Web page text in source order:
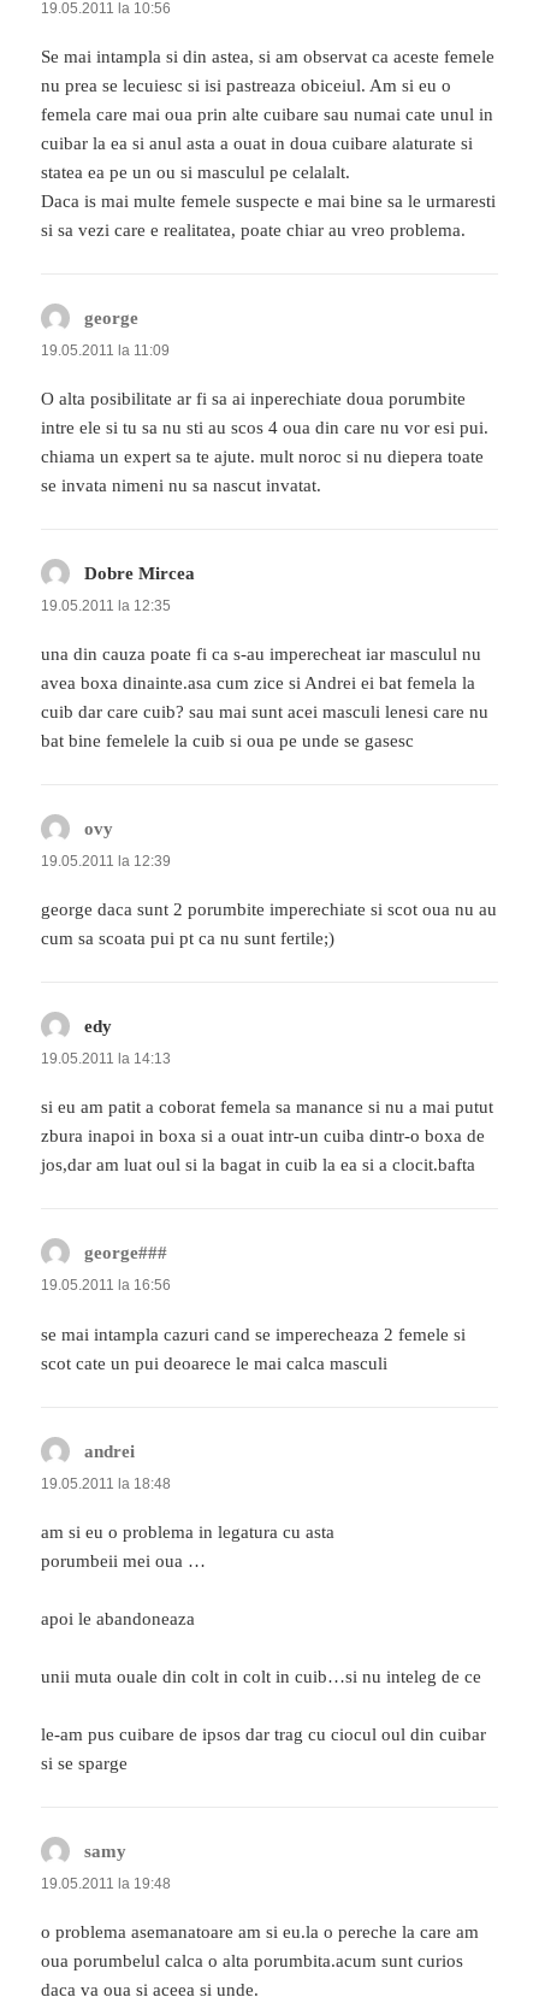
19.05.2011 la 10:56
Se mai intampla si din astea, si am observat ca aceste femele
nu prea se lecuiesc si isi pastreaza obiceiul. Am si eu o
femela care mai oua prin alte cuibare sau numai cate unul in
cuibar la ea si anul asta a ouat in doua cuibare alaturate si
statea ea pe un ou si masculul pe celalalt.
Daca is mai multe femele suspecte e mai bine sa le urmaresti
si sa vezi care e realitatea, poate chiar au vreo problema.
george
19.05.2011 la 11:09
O alta posibilitate ar fi sa ai inperechiate doua porumbite
intre ele si tu sa nu sti au scos 4 oua din care nu vor esi pui.
chiama un expert sa te ajute. mult noroc si nu diepera toate
se invata nimeni nu sa nascut invatat.
Dobre Mircea
19.05.2011 la 12:35
una din cauza poate fi ca s-au imperecheat iar masculul nu
avea boxa dinainte.asa cum zice si Andrei ei bat femela la
cuib dar care cuib? sau mai sunt acei masculi lenesi care nu
bat bine femelele la cuib si oua pe unde se gasesc
ovy
19.05.2011 la 12:39
george daca sunt 2 porumbite imperechiate si scot oua nu au
cum sa scoata pui pt ca nu sunt fertile;)
edy
19.05.2011 la 14:13
si eu am patit a coborat femela sa manance si nu a mai putut
zbura inapoi in boxa si a ouat intr-un cuiba dintr-o boxa de
jos,dar am luat oul si la bagat in cuib la ea si a clocit.bafta
george###
19.05.2011 la 16:56
se mai intampla cazuri cand se imperecheaza 2 femele si
scot cate un pui deoarece le mai calca masculi
andrei
19.05.2011 la 18:48
am si eu o problema in legatura cu asta
porumbeii mei oua …
apoi le abandoneaza
unii muta ouale din colt in colt in cuib…si nu inteleg de ce
le-am pus cuibare de ipsos dar trag cu ciocul oul din cuibar
si se sparge
samy
19.05.2011 la 19:48
o problema asemanatoare am si eu.la o pereche la care am
oua porumbelul calca o alta porumbita.acum sunt curios
daca va oua si aceea si unde.